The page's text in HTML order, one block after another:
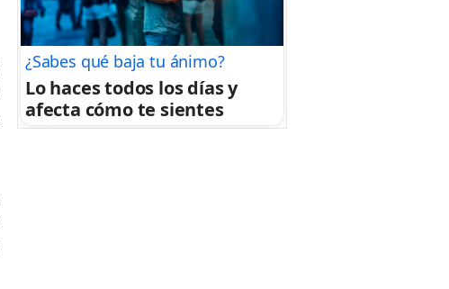
¿Sabes qué baja tu ánimo?
Lo haces todos los días y
afecta cómo te sientes